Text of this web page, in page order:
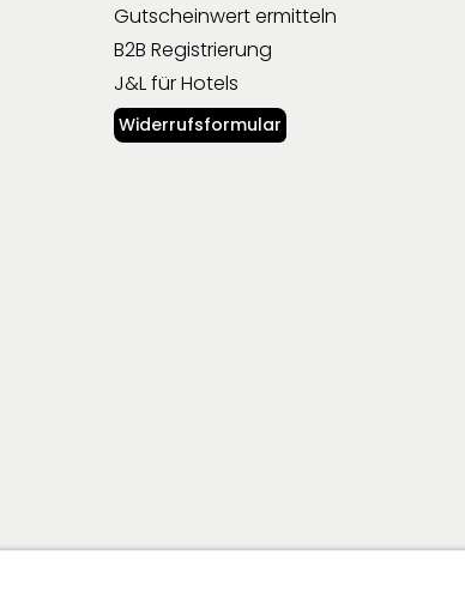
Gutscheinwert ermitteln
B2B Registrierung
J&L für Hotels
Widerrufsformular